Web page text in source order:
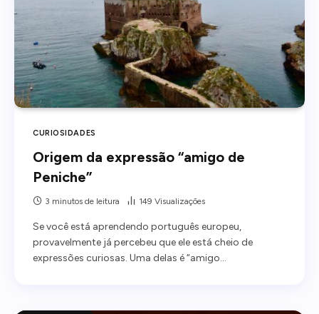
CURIOSIDADES
Origem da expressão “amigo de
Peniche”
3 minutos de leitura 149 Visualizações
Se você está aprendendo português europeu,
provavelmente já percebeu que ele está cheio de
expressões curiosas. Uma delas é “amigo…